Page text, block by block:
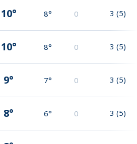
10° 8° 0 3 (5)
10° 8° 0 3 (5)
9° 7° 0 3 (5)
8° 6° 0 3 (5)